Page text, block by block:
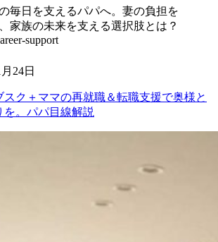
24日
スク＋ママの再就職＆転職支援で奥様と
を。パパ目線解説